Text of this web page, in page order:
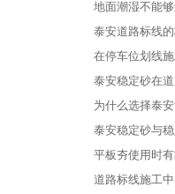
地面潮湿不能
泰安道路标线
在停车位划线
泰安稳定砂在
为什么选择泰
泰安稳定砂与
平板夯使用时
道路标线施工